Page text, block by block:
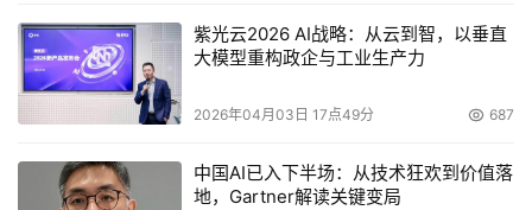
紫光云2026 AI战略：从云到智，以垂直
大模型重构政企与工业生产力
2026年04月03日 17点49分 687
中国AI已入下半场：从技术狂欢到价值落
地，Gartner解读关键变局